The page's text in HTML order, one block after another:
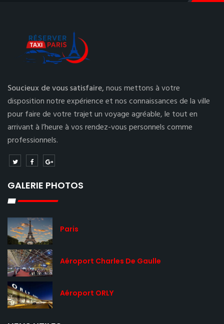
Soucieux de vous satisfaire,nous mettons à votre
disposition notre expérience et nos connaissances de la ville
pour faire de votre trajet un voyage agréable, le tout en
arrivant à l’heure à vos rendez-vous personnels comme
professionnels.
GALERIE PHOTOS
Paris
Aéroport Charles De Gaulle
Aéroport ORLY